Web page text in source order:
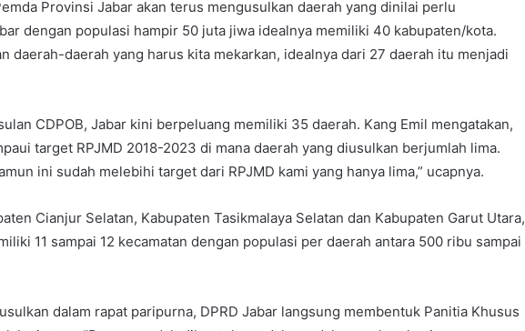
Provinsi Jabar akan terus mengusulkan daerah yang dinilai perlu
dengan populasi hampir 50 juta jiwa idealnya memiliki 40 kabupaten/kota.
daerah-daerah yang harus kita mekarkan, idealnya dari 27 daerah itu menjadi
CDPOB, Jabar kini berpeluang memiliki 35 daerah. Kang Emil mengatakan,
target RPJMD 2018-2023 di mana daerah yang diusulkan berjumlah lima.
ini sudah melebihi target dari RPJMD kami yang hanya lima,” ucapnya.
Cianjur Selatan, Kabupaten Tasikmalaya Selatan dan Kabupaten Garut Utara,
11 sampai 12 kecamatan dengan populasi per daerah antara 500 ribu sampai
dalam rapat paripurna, DPRD Jabar langsung membentuk Panitia Khusus